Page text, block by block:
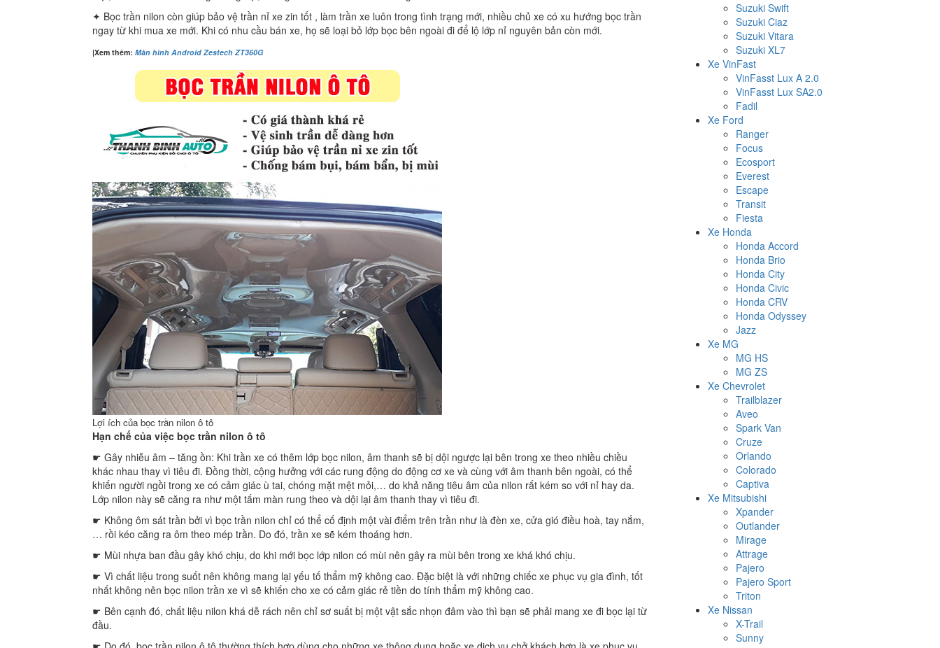
✦ Bọc trần nilon còn giúp bảo vệ trần nỉ xe zin tốt , làm trần xe luôn trong tình trạng mới, nhiều chủ xe có xu hướng bọc trần
ngay từ khi mua xe mới. Khi có nhu cầu bán xe, họ sẽ loại bỏ lớp bọc bên ngoài đi để lộ lớp nỉ nguyên bản còn mới.
|Xem thêm: Màn hình Android Zestech ZT360G
Lợi ích của bọc trần nilon ô tô
Hạn chế của việc bọc trần nilon ô tô
☛ Gây nhiễu âm – tăng ồn: Khi trần xe có thêm lớp bọc nilon, âm thanh sẽ bị dội ngược lại bên trong xe theo nhiều chiều
khác nhau thay vì tiêu đi. Đồng thời, cộng hưởng với các rung động do động cơ xe và cùng với âm thanh bên ngoài, có thể
khiến người ngồi trong xe có cảm giác ù tai, chóng mặt mệt mỏi,… do khả năng tiêu âm của nilon rất kém so với nỉ hay da.
Lớp nilon này sẽ căng ra như một tấm màn rung theo và dội lại âm thanh thay vì tiêu đi.
☛ Không ôm sát trần bởi vì bọc trần nilon chỉ có thể cố định một vài điểm trên trần như là đèn xe, cửa gió điều hoà, tay nắm,
… rồi kéo căng ra ôm theo mép trần. Do đó, trần xe sẽ kém thoáng hơn.
☛ Mùi nhựa ban đầu gây khó chịu, do khi mới bọc lớp nilon có mùi nên gây ra mùi bên trong xe khá khó chịu.
☛ Vì chất liệu trong suốt nên không mang lại yếu tố thẩm mỹ không cao. Đặc biệt là với những chiếc xe phục vụ gia đình, tốt
nhất không nên bọc nilon trần xe vì sẽ khiến cho xe có cảm giác rẻ tiền do tính thẩm mỹ không cao.
☛ Bên cạnh đó, chất liệu nilon khá dễ rách nên chỉ sơ suất bị một vật sắc nhọn đâm vào thì bạn sẽ phải mang xe đi bọc lại từ
đầu.
Suzuki Swift
Suzuki Ciaz
Suzuki Vitara
Suzuki XL7
Xe VinFast
VinFasst Lux A 2.0
VinFasst Lux SA2.0
Fadil
Xe Ford
Ranger
Focus
Ecosport
Everest
Escape
Transit
Fiesta
Xe Honda
Honda Accord
Honda Brio
Honda City
Honda Civic
Honda CRV
Honda Odyssey
Jazz
Xe MG
MG HS
MG ZS
Xe Chevrolet
Trailblazer
Aveo
Spark Van
Cruze
Orlando
Colorado
Captiva
Xe Mitsubishi
Xpander
Outlander
Mirage
Attrage
Pajero
Pajero Sport
Triton
Xe Nissan
X-Trail
Sunny